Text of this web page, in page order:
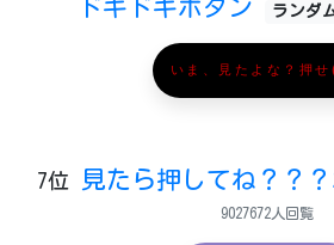
ドキドキボタン
ランダ
いま、見たよな？押
7位 見たら押してね？？
9027672人回覧